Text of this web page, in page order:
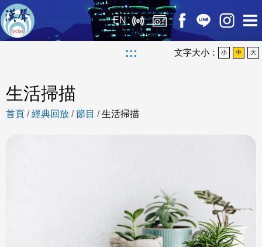
EN
::: 文字大小： 小 中 大
生活掃描
首頁 /經典回放 /節目 /生活掃描